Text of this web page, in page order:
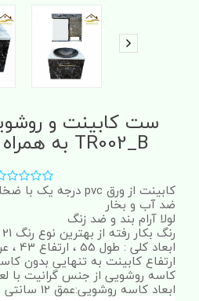
ست کابینت و
TR002_B به همراه آینه و باکس
ضد آب و بخار
لولا آرام بند و ضد زنگ
رنگ بکار رفته از بهترین نوع رنگ 21 اتومبیل
ابعاد کلی : طول 55 ، ارتفاع 43 ، عرض 45 سانتی متر
ارتفاع کابینت به تنهایی بدون کاسه 41/5 سانتی
کاسه روشویی از جنس گرانیت با
ابعاد کاسه روشویی:عمق 12 سانتی متر و قطر 44 سانتی متر